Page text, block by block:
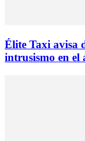
Élite Taxi avisa
intrusismo en el